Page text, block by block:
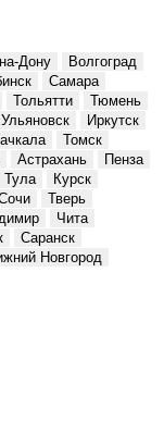
Дону
Волгоград
Самара
Тольятти
Тюмень
Ульяновск
Иркутск
Томск
Астрахань
Пенза
Тула
Курск
Тверь
Чита
Саранск
Новгород